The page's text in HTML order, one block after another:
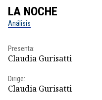
LA NOCHE
Análisis
Presenta:
Claudia Gurisatti
Dirige:
Claudia Gurisatti